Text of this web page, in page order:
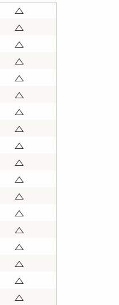
△
△
△
△
△
△
△
△
△
△
△
△
△
△
△
△
△
△